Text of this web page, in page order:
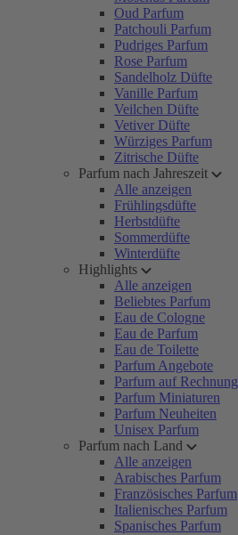
Oud Parfum
Patchouli Parfum
Pudriges Parfum
Rose Parfum
Sandelholz Düfte
Vanille Parfum
Veilchen Düfte
Vetiver Düfte
Würziges Parfum
Zitrische Düfte
Parfum nach Jahreszeit
Alle anzeigen
Frühlingsdüfte
Herbstdüfte
Sommerdüfte
Winterdüfte
Highlights
Alle anzeigen
Beliebtes Parfum
Eau de Cologne
Eau de Parfum
Eau de Toilette
Parfum Angebote
Parfum auf Rechnung
Parfum Miniaturen
Parfum Neuheiten
Unisex Parfum
Parfum nach Land
Alle anzeigen
Arabisches Parfum
Französisches Parfum
Italienisches Parfum
Spanisches Parfum